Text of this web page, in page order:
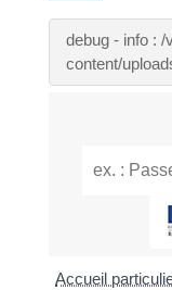
debug - info :
content/
Accueil